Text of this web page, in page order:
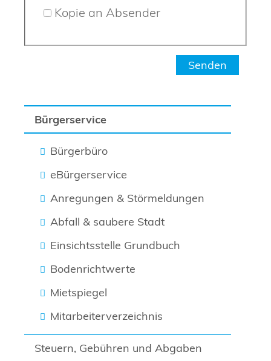
Bürgerservice
Bürgerbüro
eBürgerservice
Anregungen & Störmeldungen
Abfall & saubere Stadt
Einsichtsstelle Grundbuch
Bodenrichtwerte
Mietspiegel
Mitarbeiterverzeichnis
Steuern, Gebühren und Abgaben
Kopie an Absender